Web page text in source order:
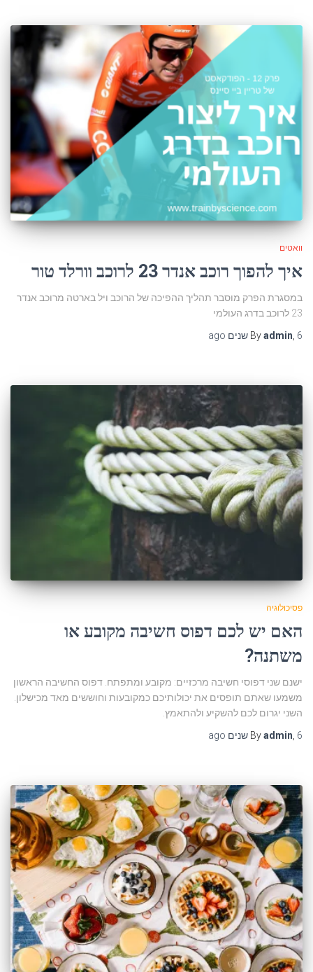
וואטים
איך להפוך רוכב אנדר 23 לרוכב וורלד טור
במסגרת הפרק מוסבר תהליך ההפיכה של הרוכב ויל בארטה מרוכב אנדר
23 לרוכב בדרג העולמי
Byadmin 6 שנים
פסיכולוגיה
האם יש לכם דפוס חשיבה מקובע או
משתנה?
ישנם שני דפוסי חשיבה מרכזיים: מקובע ומתפתח. דפוס החשיבה הראשון
משמעו שאתם תופסים את יכולותיכם כמקובעות וחוששים מאד מכישלון.
השני יגרום לכם להשקיע ולהתאמץ.
Byadmin 6 שנים